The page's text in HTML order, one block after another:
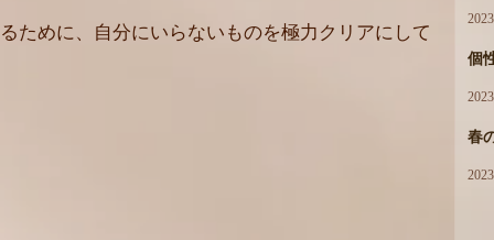
ために、自分にいらないものを極力クリアにして
個
春